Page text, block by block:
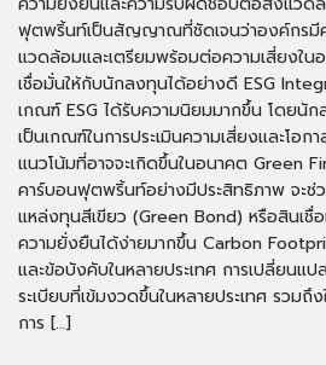
ฟุตพริ้นท์เป็นสัญญาณที่ชัดเจนว่าองค์กรมี
แวดล้อมและเตรียมพร้อมต่อความเสี่ยงใน
เชื่อมั่นให้กับนักลงทุนได้อย่างดี ESG
เกณฑ์ ESG ได้รับความนิยมมากขึ้น โดยนั
เป็นเกณฑ์ในการประเมินความเสี่ยงและโอ
แนวโน้มที่อาจจะเกิดขึ้นในอนาคต Green
คาร์บอนฟุตพริ้นท์อย่างมีประสิทธิภาพ จะช่ว
แหล่งทุนสีเขียว (Green Bond) หรือสินเชื่
ความยั่งยืนได้ง่ายมากขึ้น Carbon
และข้อบังคับในหลายประเทศ การเปลี่ยนแ
ระเบียบที่เข้มงวดขึ้นในหลายประเทศ รวมถึ
การ […]